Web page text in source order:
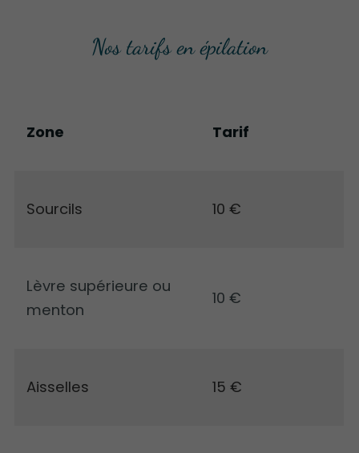
Nos tarifs en épilation
Zone Tarif
Sourcils 10 €
Lèvre supérieure ou
menton
10 €
Aisselles 15 €